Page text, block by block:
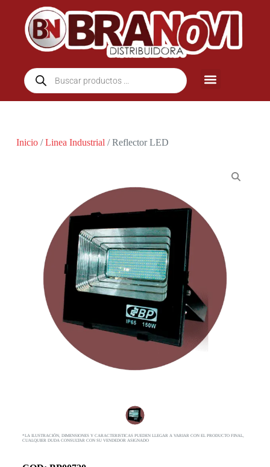
Inicio/Linea Industrial / Reflector LED
*LA ILUSTRACIÓN, DIMENSIONES Y CARACTERISTICAS PUEDEN LLEGAR A VARIAR CON EL PRODUCTO FINAL,
CUALQUIER DUDA CONSULTAR CON SU VENDEDOR ASIGNADO